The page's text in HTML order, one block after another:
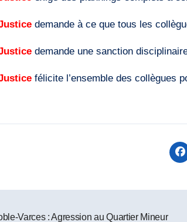
demande à ce que tous les
demande une sanction
félicite l’ensemble des collègues
Varces : Agression au Quartier Mineur